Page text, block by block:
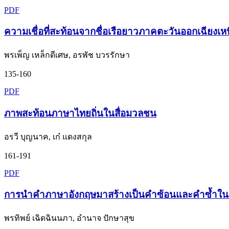
PDF
ความเชื่อที่สะท้อนจากชื่อเรือยาวภาคตะวันออกเฉียงเ
พรเพ็ญ เหล็กดีเศษ, อรพัช บวรรักษา
135-160
PDF
ภาพสะท้อนภาษาไทยถิ่นในสื่อมวลชน
อรวี บุญนาค, เก๋ แดงสกุล
161-191
PDF
การนำคำภาษาอังกฤษมาสร้างเป็นคำซ้อนและคำซ้ำใ
พรทิพย์ เฉิดฉินนภา, อำนาจ ปักษาสุข